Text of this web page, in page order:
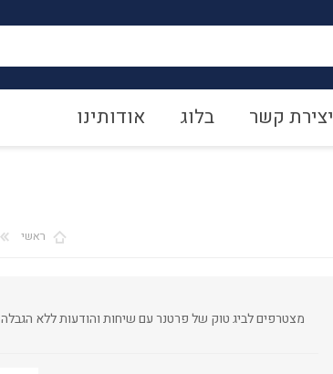
יצירת קשר בלוג אודותינו
ראשי
מצטרפים לביג טוק של פרטנר עם שיחות והודעות ללא הגבלה